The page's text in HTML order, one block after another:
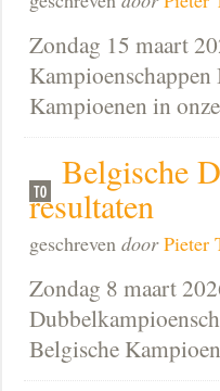
Zondag 15 maart
Kampioenen in
Belgische
resultaten
geschreven door Pieter
Zondag 8 maart
Belgische